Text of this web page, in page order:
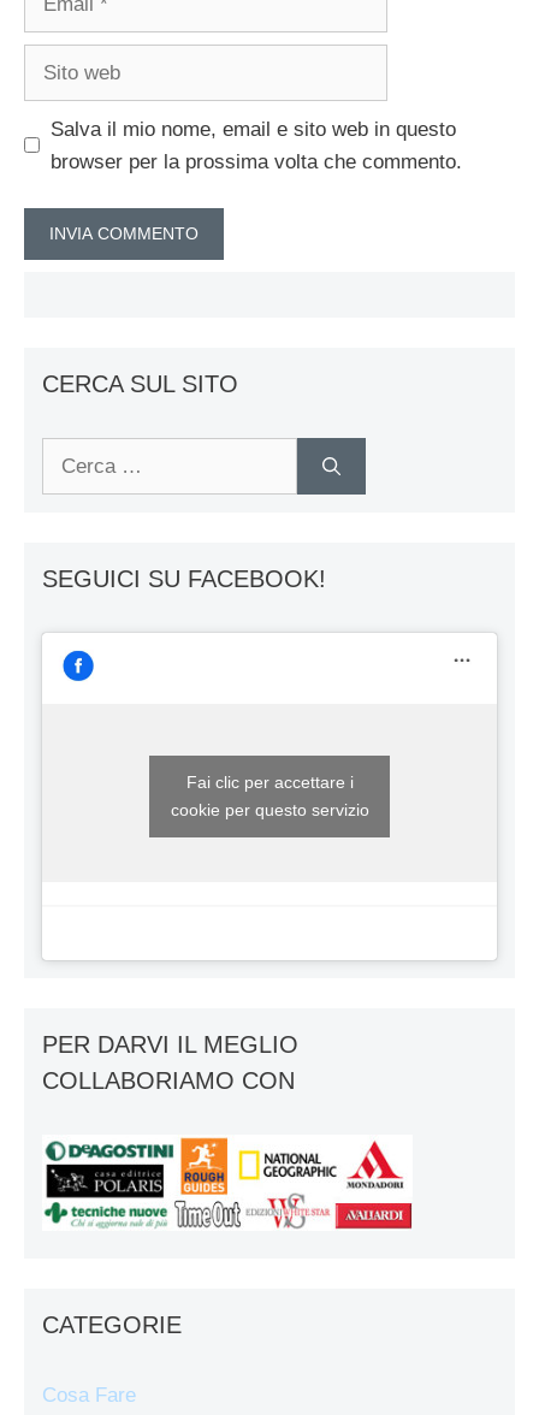
Salva il mio nome, email e sito web in questo
browser per la prossima volta che commento.
CERCA SUL SITO
Ricerca
SEGUICI SU FACEBOOK!
Fai clic per accettare i
cookie per questo servizio
PER DARVI IL MEGLIO
COLLABORIAMO CON
CATEGORIE
Cosa Fare